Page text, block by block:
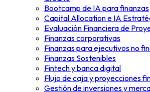
Bootcamp de IA para finanzas
Capital Allocation e IA
Evaluación Financiera de
Finanzas corporativas
Finanzas para ejecutivos no
Finanzas Sostenibles
Fintech y banca digital
Flujo de caja y proyecciones
Gestión de inversiones y